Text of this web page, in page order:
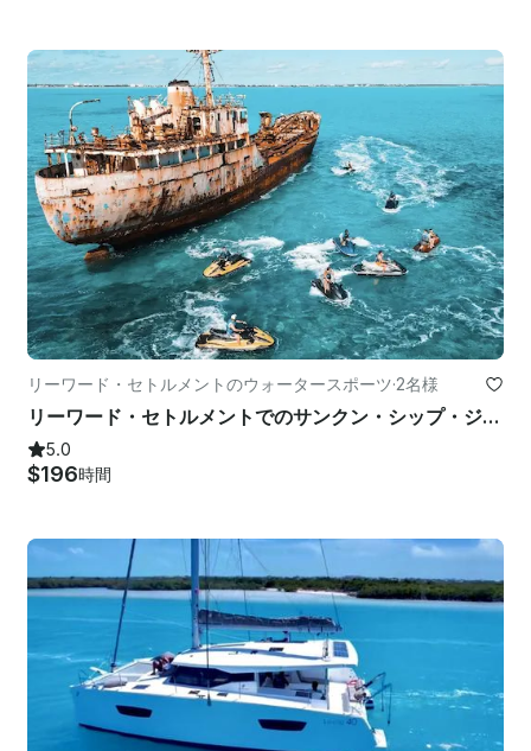
リーワード・セトルメントのウォータースポーツ·2名様
リーワード・セトルメントでのサンクン・シップ・ジェットスキー・アドベンチャー
5.0
$196時間